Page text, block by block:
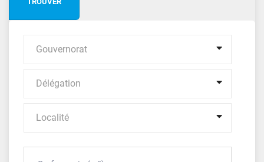
Gouvernorat
Délégation
Localité